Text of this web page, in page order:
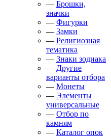
— Брошки,
значки
— Фигурки
— Замки
— Религиозная
тематика
— Знаки зодиака
— Другие
варианты отбора
— Монеты
— Элементы
универсальные
— Отбор по
камням
— Каталог опок